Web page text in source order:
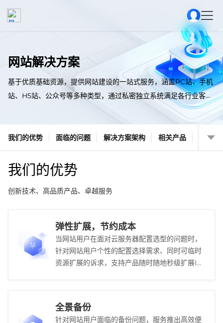
网站解决方案
基于优质基础资源，提供网站建设的一站式服务，涵盖PC站、手机
站、H5站、公众号等多种类型，通过私密独立系统满足各行业客户
我们的优势 面临的问题 解决方案架构 相关产品
我们的优势
创新技术、高品质产品、卓越服务
弹性扩展，节约成本
当网站用户在面对云服务器配置选型的问题时，
针对网站用户个性的配置选择需求、同时可临时
资源扩展的诉求，支持产品随时随地秒级扩展IT
全景备份
针对网站用户面临的备份问题，服务推出高效便